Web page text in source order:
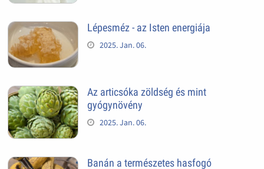
Lépesméz - az Isten energiája
2025. Jan. 06.
Az articsóka zöldség és mint
gyógynövény
2025. Jan. 06.
Banán a természetes hasfogó